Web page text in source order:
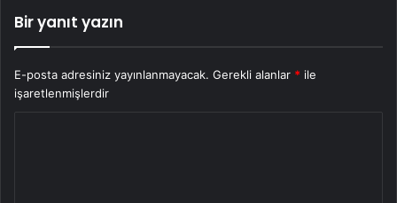
Bir yanıt yazın
E-posta adresiniz yayınlanmayacak. Gerekli alanlar * ile
işaretlenmişlerdir